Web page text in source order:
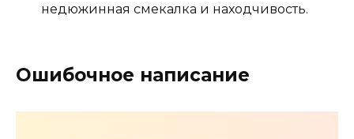
недюжинная смекалка и находчивость.
Ошибочное написание